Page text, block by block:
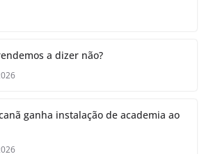
a dizer não?
ganha instalação de academia ao